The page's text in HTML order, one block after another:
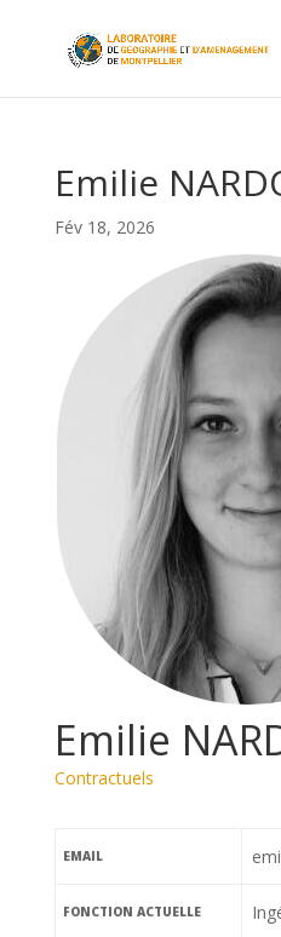
Emilie
Fév 18, 2026
Emilie
Contractuels
EMAIL
FONCTION ACTUELLE